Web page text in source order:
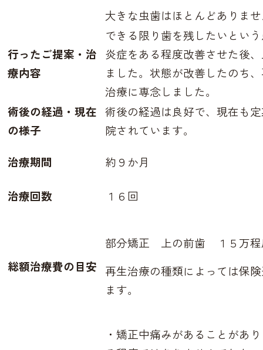
大きな虫歯はほとんどありま
行ったご提案・治
療内容
できる限り歯を残したいとい
炎症をある程度改善させた後
ました。 状態が改善したのち
治療に専念しました。
術後の経過・現在
の様子
術後の経過は良好で、現在も
院されています。
治療期間
約９か月
治療回数 １６回
総額治療費の目安
部分矯正 上の前歯 １５万程
再生治療の種類によっては保
ます。
・矯正中痛みがあることがあ